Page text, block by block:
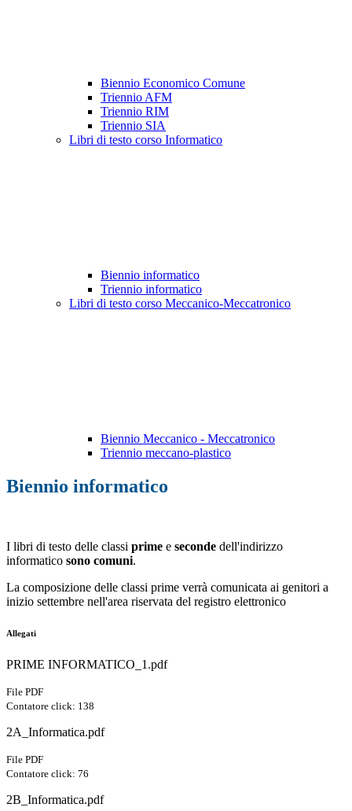
Biennio Economico Comune
Triennio AFM
Triennio RIM
Triennio SIA
Libri di testo corso Informatico
Biennio informatico
Triennio informatico
Libri di testo corso Meccanico-Meccatronico
Biennio Meccanico - Meccatronico
Triennio meccano-plastico
Biennio informatico
I libri di testo delle classi prime e seconde dell'indirizzo
informatico sono comuni.
La composizione delle classi prime verrà comunicata ai genitori a
inizio settembre nell'area riservata del registro elettronico
Allegati
PRIME INFORMATICO_1.pdf
File PDF
Contatore click: 138
2A_Informatica.pdf
File PDF
Contatore click: 76
2B_Informatica.pdf